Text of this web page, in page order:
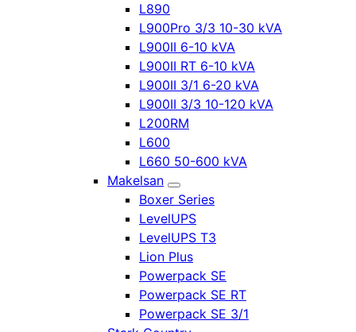
L890
L900Pro 3/3 10-30 kVA
L900II 6-10 kVA
L900II RT 6-10 kVA
L900II 3/1 6-20 kVA
L900II 3/3 10-120 kVA
L200RM
L600
L660 50-600 kVA
Makelsan
Boxer Series
LevelUPS
LevelUPS T3
Lion Plus
Powerpack SE
Powerpack SE RT
Powerpack SE 3/1